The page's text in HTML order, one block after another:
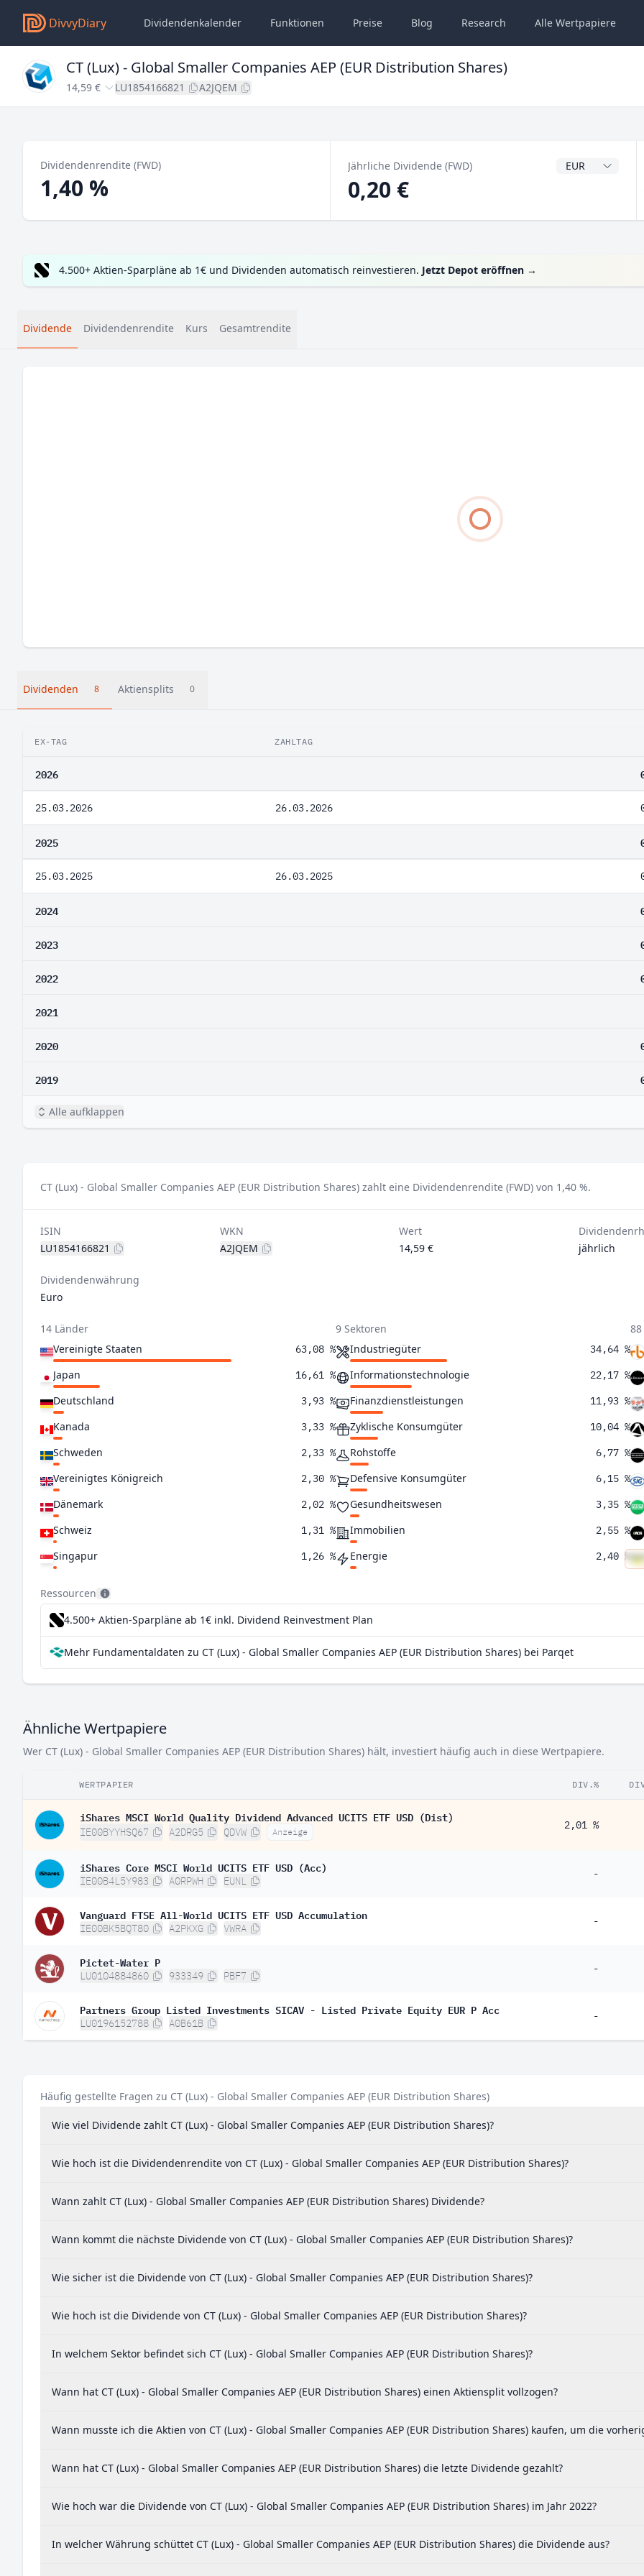
DivvyDiary Dividendenkalender Funktionen Preise Blog Research Alle Wertpapiere
CT (Lux) - Global Smaller Companies AEP (EUR Distribution Shares)
14,59 € LU1854166821 A2JQEM
Dividendenrendite (FWD)
1,40 %
Jährliche Dividende (FWD)
0,20 €
4.500+ Aktien-Sparpläne ab 1€ und Dividenden automatisch reinvestieren. Jetzt Depot eröffnen →
Dividende Dividendenrendite Kurs Gesamtrendite
Dividenden 8 Aktiensplits 0
EX-TAG ZAHLTAG
2026
25.03.2026 26.03.2026
2025
25.03.2025 26.03.2025
2024
2023
2022
2021
2020
2019
Alle aufklappen
CT (Lux) - Global Smaller Companies AEP (EUR Distribution Shares) zahlt eine Dividendenrendite (FWD) von 1,40 %.
ISIN
LU1854166821
WKN
A2JQEM
Wert
14,59 €
jährlich
Dividendenwährung
Euro
14 Länder
Vereinigte Staaten
63,08 %
Japan 16,61 %
Deutschland 3,93 %
Kanada 3,33 %
Schweden 2,33 %
Vereinigtes Königreich 2,30 %
Dänemark 2,02 %
Schweiz 1,31 %
Singapur 1,26 %
Norwegen 1,0 %
Belgien 0,74 %
Irland 0,53 %
Australien 0,52 %
9 Sektoren
Industriegüter
34,64 %
Informationstechnologie 22,17 %
Finanzdienstleistungen 11,93 %
Zyklische Konsumgüter 10,04 %
Rohstoffe 6,77 %
Defensive Konsumgüter 6,15 %
Gesundheitswesen 3,35 %
Immobilien 2,55 %
Energie 2,40 %
Ressourcen
4.500+ Aktien-Sparpläne ab 1€ inkl. Dividend Reinvestment Plan
Mehr Fundamentaldaten zu CT (Lux) - Global Smaller Companies AEP (EUR Distribution Shares) bei Parqet
Ähnliche Wertpapiere
Wer CT (Lux) - Global Smaller Companies AEP (EUR Distribution Shares) hält, investiert häufig auch in diese Wertpapiere.
WERTPAPIER DIV.%
iShares MSCI World Quality Dividend Advanced UCITS ETF USD (Dist)
IE00BYYHSQ67 A2DRG5 QDVW Anzeige
2,01 %
iShares Core MSCI World UCITS ETF USD (Acc)
IE00B4L5Y983 A0RPWH EUNL
-
Vanguard FTSE All-World UCITS ETF USD Accumulation
IE00BK5BQT80 A2PKXG VWRA
-
Pictet-Water P
LU0104884860 933349 PBF7
-
Partners Group Listed Investments SICAV - Listed Private Equity EUR P Acc
LU0196152788 A0B61B
-
Häufig gestellte Fragen zu CT (Lux) - Global Smaller Companies AEP (EUR Distribution Shares)
Wie viel Dividende zahlt CT (Lux) - Global Smaller Companies AEP (EUR Distribution Shares)?
Wie hoch ist die Dividendenrendite von CT (Lux) - Global Smaller Companies AEP (EUR Distribution Shares)?
Wann zahlt CT (Lux) - Global Smaller Companies AEP (EUR Distribution Shares) Dividende?
Wann kommt die nächste Dividende von CT (Lux) - Global Smaller Companies AEP (EUR Distribution Shares)?
Wie sicher ist die Dividende von CT (Lux) - Global Smaller Companies AEP (EUR Distribution Shares)?
Wie hoch ist die Dividende von CT (Lux) - Global Smaller Companies AEP (EUR Distribution Shares)?
In welchem Sektor befindet sich CT (Lux) - Global Smaller Companies AEP (EUR Distribution Shares)?
Wann hat CT (Lux) - Global Smaller Companies AEP (EUR Distribution Shares) einen Aktiensplit vollzogen?
Wann musste ich die Aktien von CT (Lux) - Global Smaller Companies AEP (EUR Distribution Shares) kaufen, um die
Wann hat CT (Lux) - Global Smaller Companies AEP (EUR Distribution Shares) die letzte Dividende gezahlt?
Wie hoch war die Dividende von CT (Lux) - Global Smaller Companies AEP (EUR Distribution Shares) im Jahr 2022?
In welcher Währung schüttet CT (Lux) - Global Smaller Companies AEP (EUR Distribution Shares) die Dividende aus?